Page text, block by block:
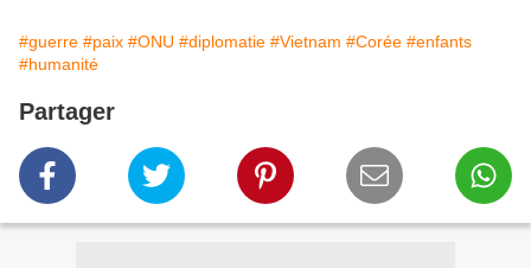
#guerre #paix #ONU #diplomatie #Vietnam #Corée #enfants
#humanité
Partager